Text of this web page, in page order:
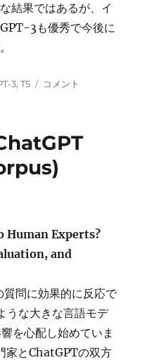
結果ではあるが、イ
3も優秀で今後に
3,T5
テ
分
に
う
（GPT-
T5?
ジ
ス
テ
コメント
Human Experts?
and
問に効果的に反応で
うな大きな言語モデ
を心配し始めていま
家とChatGPTの双方